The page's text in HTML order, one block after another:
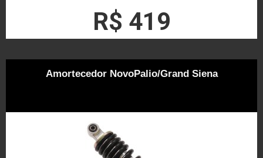
R$ 419
Amortecedor NovoPalio/Grand Siena